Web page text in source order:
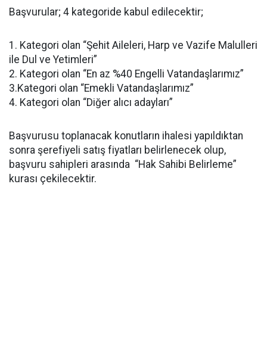
Başvurular; 4 kategoride kabul edilecektir;
1. Kategori olan “Şehit Aileleri, Harp ve Vazife Malulleri
ile Dul ve Yetimleri”
2. Kategori olan “En az %40 Engelli Vatandaşlarımız”
3.Kategori olan “Emekli Vatandaşlarımız”
4. Kategori olan “Diğer alıcı adayları”
Başvurusu toplanacak konutların ihalesi yapıldıktan
sonra şerefiyeli satış fiyatları belirlenecek olup,
başvuru sahipleri arasında “Hak Sahibi Belirleme”
kurası çekilecektir.